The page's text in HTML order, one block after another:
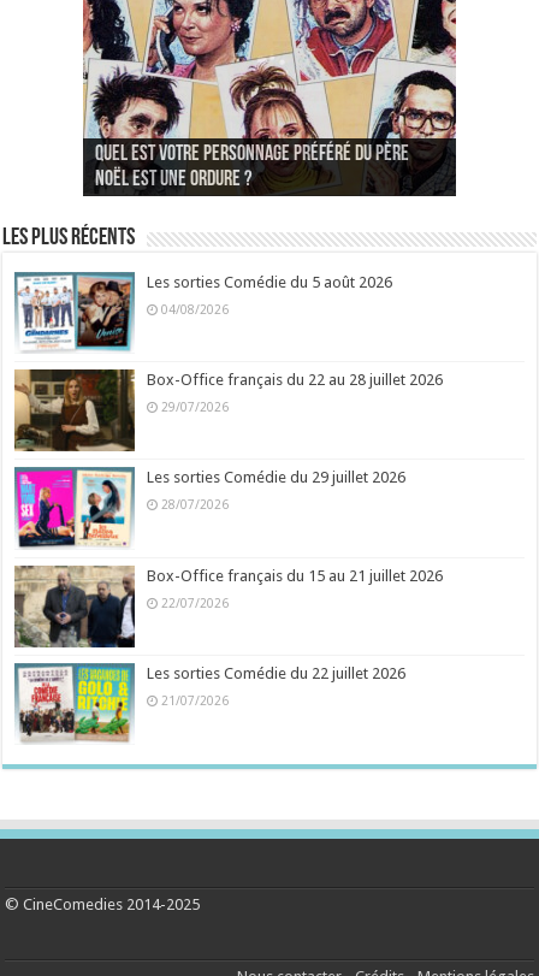
Quelles sont vos comédies françaises
préférées de 2022 ?
Quel est votre personnage préféré du Père
Noël est une ordure ?
Quelles sont vos comédies françaises
préférées de 2021 ?
Quel est votre « Gendarme » préféré ?
Quels sont vos 3 comédies de Jean-Marie Poiré
préférées ?
Quel est votre « Tati » préféré ?
Quel est votre « bronzé » préféré ?
Les plus récents
Les sorties Comédie du 5 août 2026
04/08/2026
Box-Office français du 22 au 28 juillet 2026
29/07/2026
Les sorties Comédie du 29 juillet 2026
28/07/2026
Box-Office français du 15 au 21 juillet 2026
22/07/2026
Les sorties Comédie du 22 juillet 2026
21/07/2026
© CineComedies 2014-2025